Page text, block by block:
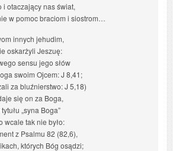
i otaczający nas świat,
w pomoc braciom i siostrom…
innych jehudim,
oskarżyli Jeszuę:
sensu jego słów
swoim Ojcem: J 8,41;
za bluźnierstwo: J 5,18)
się on za Boga,
„syna Boga”
wcale tak nie było:
z Psalmu 82 (82,6),
których Bóg osądzi;